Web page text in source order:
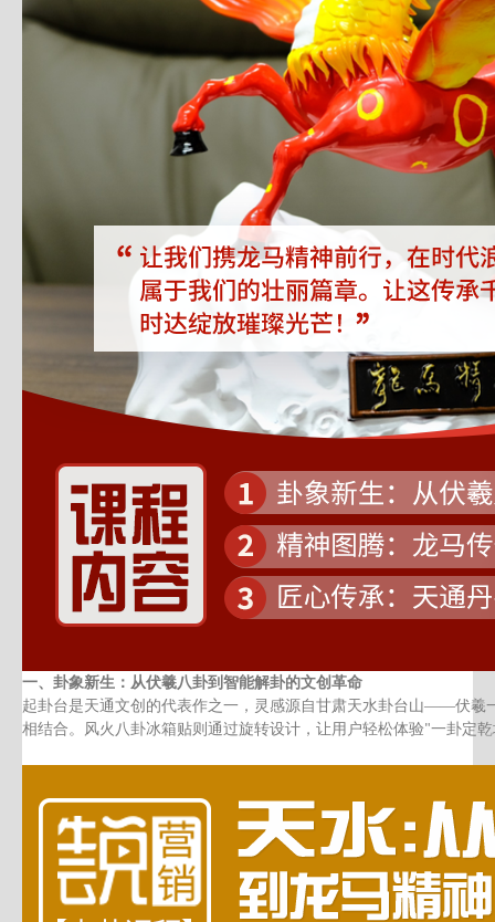
一、 卦象新生：从伏羲八卦到智能解卦的文创革命
起卦台是天通文创的代表作之一，灵感源自甘肃天水卦台山——伏羲一
相结合。风火八卦冰箱贴则通过旋转设计，让用户轻松体验"一卦定